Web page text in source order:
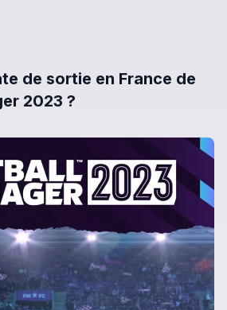
de sortie en France de
2023 ?